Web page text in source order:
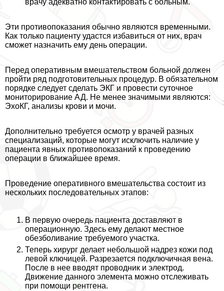
врачу адекватно контактировать с больным.
Эти противопоказания обычно являются временными.
Как только пациенту удастся избавиться от них, врач
сможет назначить ему день операции.
Перед оперативным вмешательством больной должен
пройти ряд подготовительных процедур. В обязательном
порядке следует сделать ЭКГ и провести суточное
мониторирование АД. Не менее значимыми являются:
ЭхоКГ, анализы крови и мочи.
Дополнительно требуется осмотр у врачей разных
специализаций, которые могут исключить наличие у
пациента явных противопоказаний к проведению
операции в ближайшее время.
Проведение оперативного вмешательства состоит из
нескольких последовательных этапов:
В первую очередь пациента доставляют в
операционную. Здесь ему делают местное
обезболивание требуемого участка.
Теперь хирург делает небольшой надрез кожи под
левой ключицей. Разрезается подключичная вена.
После в нее вводят проводник и электрод.
Движение данного элемента можно отслеживать
при помощи рентгена.